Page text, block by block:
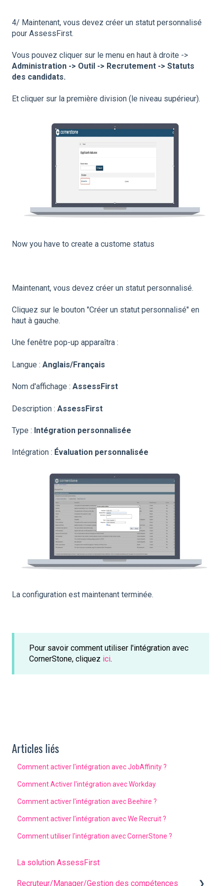
4/ Maintenant, vous devez créer un statut personnalisé
pour AssessFirst.
Vous pouvez cliquer sur le menu en haut à droite ->
Administration -> Outil -> Recrutement -> Statuts
des candidats.
Et cliquer sur la première division (le niveau supérieur).
Now you have to create a custome status
Maintenant, vous devez créer un statut personnalisé.
Cliquez sur le bouton "Créer un statut personnalisé" en
haut à gauche.
Une fenêtre pop-up apparaîtra :
Langue : Anglais/Français
Nom d'affichage : AssessFirst
Description : AssessFirst
Type : Intégration personnalisée
Intégration : Évaluation personnalisée
La configuration est maintenant terminée.
Pour savoir comment utiliser l'intégration avec
CornerStone, cliquez ici.
Articles liés
Comment activer l'intégration avec JobAffinity ?
Comment Activer l'intégration avec Workday
Comment activer l'intégration avec Beehire ?
Comment activer l'intégration avec We Recruit ?
Comment utiliser l'intégration avec CornerStone ?
La solution AssessFirst
Recruteur/Manager/Gestion des compétences